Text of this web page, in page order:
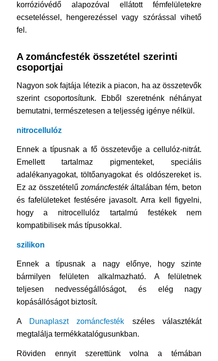
korrózióvédő alapozóval ellátott fémfelületekre
ecseteléssel, hengerezéssel vagy szórással vihető
fel.
A zománcfesték összetétel szerinti
csoportjai
Nagyon sok fajtája létezik a piacon, ha az összetevők
szerint csoportosítunk. Ebből szeretnénk néhányat
bemutatni, természetesen a teljesség igénye nélkül.
nitrocellulóz
Ennek a típusnak a fő összetevője a cellulóz-nitrát.
Emellett tartalmaz pigmenteket, speciális
adalékanyagokat, töltőanyagokat és oldószereket is.
Ez az összetételű zománcfestékáltalában fém, beton
és fafelületeket festésére javasolt. Arra kell figyelni,
hogy a nitrocellulóz tartalmú festékek nem
kompatibilisek más típusokkal.
szilikon
Ennek a típusnak a nagy előnye, hogy szinte
bármilyen felületen alkalmazható. A felületnek
teljesen nedvességállóságot, és elég nagy
kopásállóságot biztosít.
A Dunaplaszt zománcfesték széles választékát
megtalálja termékkatalógusunkban.
Röviden ennyit szerettünk volna a témában